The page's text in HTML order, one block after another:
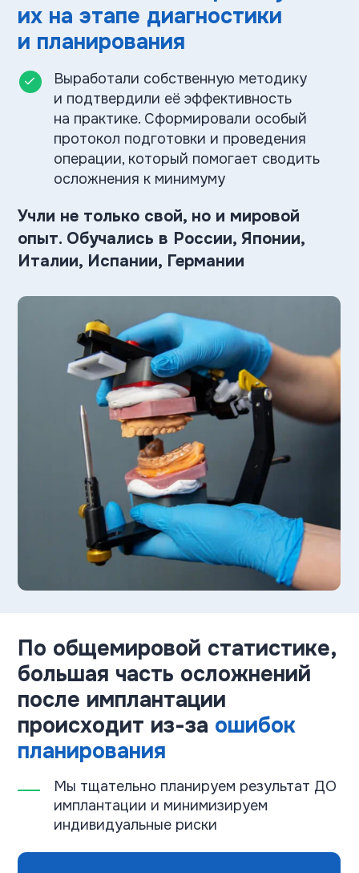
протокол подготовки и проведения
операции, который помогает сводить
осложнения к минимуму
Учли не только свой, но и мировой
опыт. Обучались в России, Японии,
Италии, Испании, Германии
По общемировой статистике,
большая часть осложнений
после имплантации
происходит из-заошибок
планирования
Мы тщательно планируем результат ДО
Благодаря планированию Ваша
где должна находиться
анатомически. А не там, куда
проще вкрутить имплант.
СначалаМОДЕЛИРУЕМ КОНЕЧНЫЙ
РЕЗУЛЬТАТ— и только потом
установки имплантов